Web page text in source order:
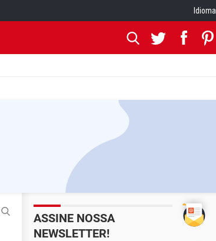
Idioma
ASSINE NOSSA
NEWSLETTER!